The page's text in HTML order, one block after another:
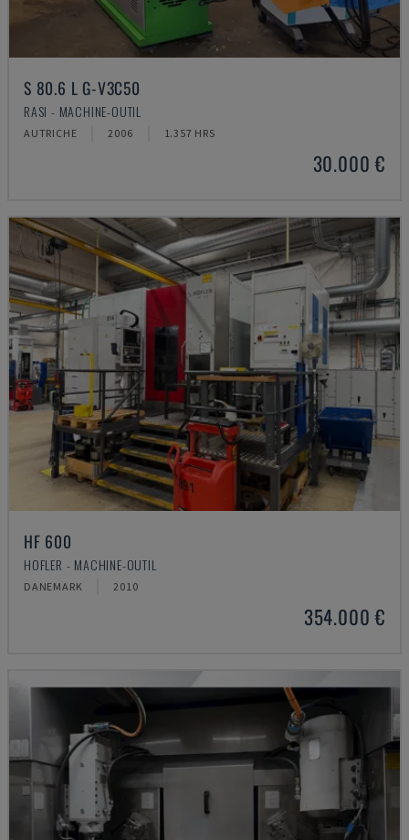
S 80.6 L G-V3C50
RASI - MACHINE-OUTIL
AUTRICHE 2006 1.357 HRS
30.000 €
HF 600
HOFLER - MACHINE-OUTIL
DANEMARK 2010
354.000 €